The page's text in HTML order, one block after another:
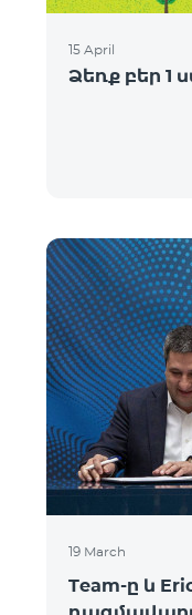
15 April
Ձեռք բեր 1
19 March
Team-ը և